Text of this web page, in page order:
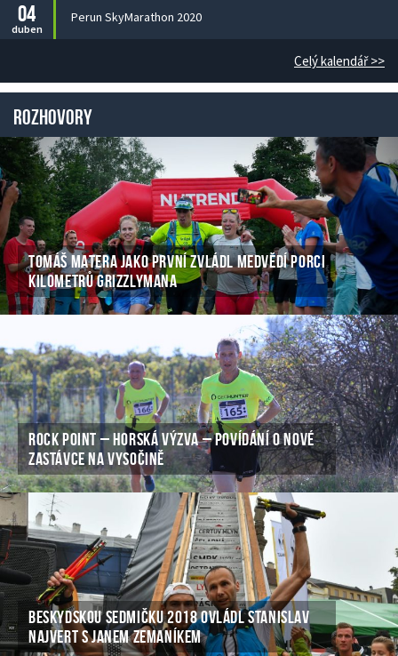
04
duben
Perun SkyMarathon 2020
Celý kalendář >>
Rozhovory
TOMÁŠ MATERA JAKO PRVNÍ ZVLÁDL MEDVĚDÍ PORCI
KILOMETRŮ GRIZZLYMANA
ROCK POINT – HORSKÁ VÝZVA – POVÍDÁNÍ O NOVÉ
ZASTÁVCE NA VYSOČINĚ
BESKYDSKOU SEDMIČKU 2018 OVLÁDL STANISLAV
NAJVERT S JANEM ZEMANÍKEM